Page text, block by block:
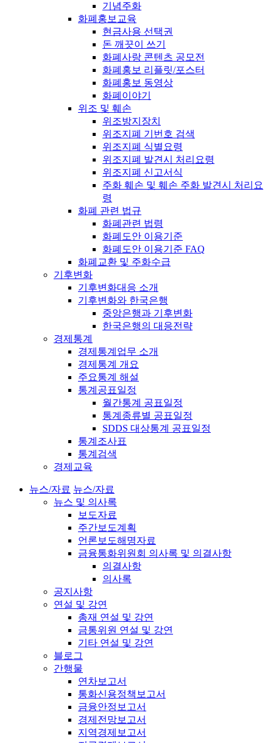
기념주화
화폐홍보교육
현금사용 선택권
돈 깨끗이 쓰기
화폐사랑 콘텐츠 공모전
화폐홍보 리플릿/포스터
화폐홍보 동영상
화폐이야기
위조 및 훼손
위조방지장치
위조지폐 기번호 검색
위조지폐 식별요령
위조지폐 발견시 처리요령
위조지폐 신고서식
주화 훼손 및 훼손 주화 발견시 처리요
령
화폐 관련 법규
화폐관련 법령
화폐도안 이용기준
화폐도안 이용기준 FAQ
화폐교환 및 주화수급
기후변화
기후변화대응 소개
기후변화와 한국은행
중앙은행과 기후변화
한국은행의 대응전략
경제통계
경제통계업무 소개
경제통계 개요
주요통계 해설
통계공표일정
월간통계 공표일정
통계종류별 공표일정
SDDS 대상통계 공표일정
통계조사표
통계검색
경제교육
뉴스/자료 뉴스/자료
뉴스 및 의사록
보도자료
주간보도계획
언론보도해명자료
금융통화위원회 의사록 및 의결사항
의결사항
의사록
공지사항
연설 및 강연
총재 연설 및 강연
금통위원 연설 및 강연
기타 연설 및 강연
블로그
간행물
연차보고서
통화신용정책보고서
금융안정보고서
경제전망보고서
지역경제보고서